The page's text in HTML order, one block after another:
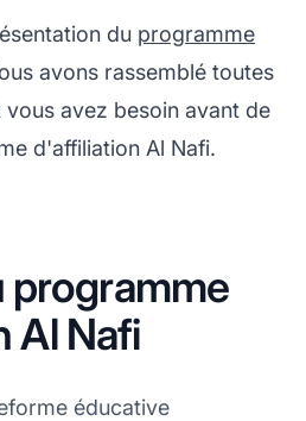
du programme
avons rassemblé toutes
avez besoin avant de
d'affiliation Al Nafi.
programme
Al Nafi
éducative